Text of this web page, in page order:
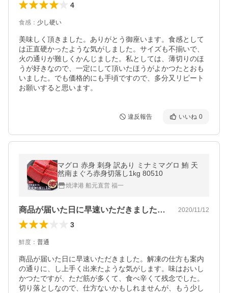
4
食感 ： 少し硬い
美味しく頂きました。ありがとう御座います。食感として
は正直硬かったような気がしました。サイズも不揃いで、
火の通りが難しくかんじました。私としては、薄切りのほ
うが好きなので、一定にして頂いたほうがよかつたとおも
いました。でも価格的にも手頃ですので、多分又リピート
お願いすると思います。
違反報告 いいね 0
マグロ 赤身 刺身 訳あり ミナミマグロ 鮪 天
然南まぐろ赤身切落し1kg 80510
焼津港 船元直営 福一
商品が届いた日に早速いただきました。解… 2020/11/12
3
鮮度 ： 普通
商品が届いた日に早速いただきました。解凍の仕方も案内
の通りに、し上手く出来たような気がします。味はおいし
かつたですが、ただ筋が多くて、食べ辛くて残念でした。
切り落としなので、仕方ないかもしれませんが、もう少し